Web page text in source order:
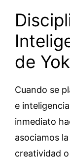
de
Cuando se
e
inmediato
asociamos
creatividad